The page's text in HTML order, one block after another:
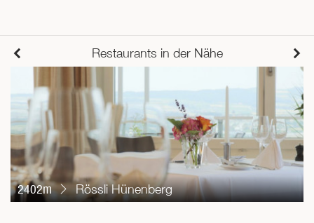
Restaurants in der Nähe
2402m Rössli Hünenberg